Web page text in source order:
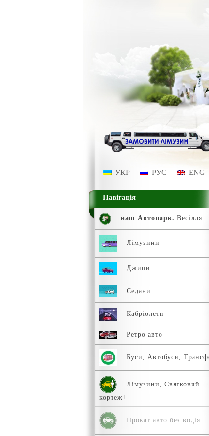
УКР РУС ENG
Навігація
наш Автопарк. Весілля
Лімузини
Джипи
Седани
Кабріолети
Ретро авто
Буси, Автобуси,
Лімузини, Святковий
кортеж
Прокат авто без водія